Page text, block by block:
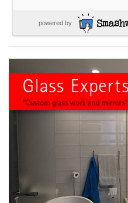
powered by